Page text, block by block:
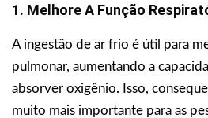
1. Melhore A Função
A ingestão de ar frio é útil para
pulmonar, aumentando a
absorver oxigênio. Isso,
muito mais importante para as